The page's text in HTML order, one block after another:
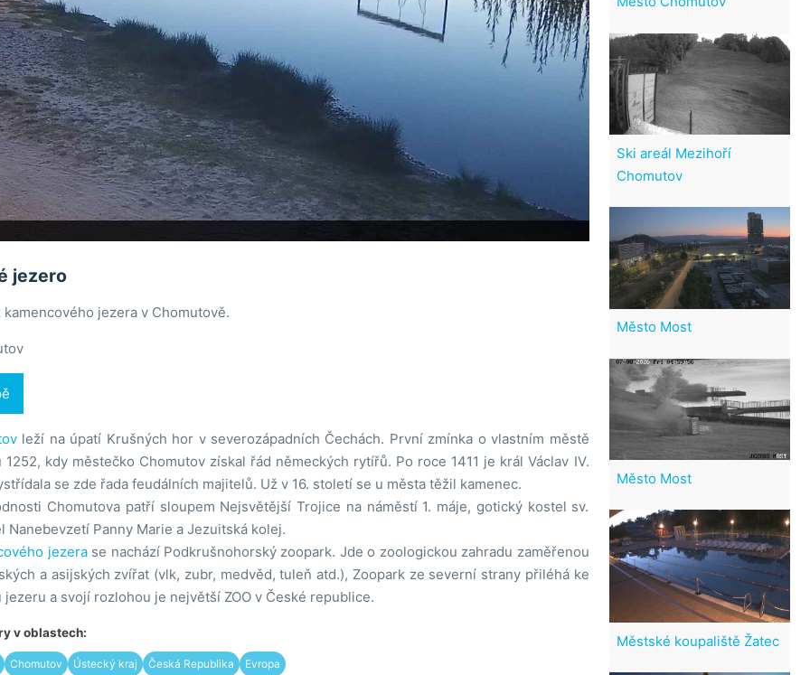
jezero
kamencového jezera v Chomutově.
leží na úpatí Krušných hor v severozápadních Čechách. První zmínka o vlastním městě
1252, kdy městečko Chomutov získal řád německých rytířů. Po roce 1411 je král Václav IV.
se zde řada feudálních majitelů. Už v 16. století se u města těžil kamenec.
Chomutova patří sloupem Nejsvětější Trojice na náměstí 1. máje, gotický kostel sv.
Nanebevzetí Panny Marie a Jezuitská kolej.
jezerase nachází Podkrušnohorský zoopark. Jde o zoologickou zahradu zaměřenou
a asijských zvířat (vlk, zubr, medvěd, tuleň atd.), Zoopark ze severní strany přiléhá ke
jezeru a svojí rozlohou je největší ZOO v České republice.
v oblastech:
Chomutov Ústecký kraj Česká Republika Evropa
Ski areál Mezihoří
Chomutov
Město Most
Město Most
Městské koupaliště Žatec